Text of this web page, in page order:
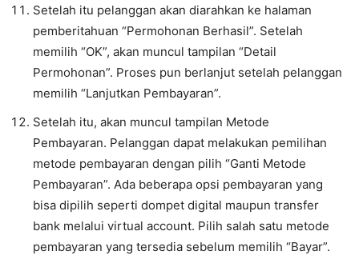
Setelah itu pelanggan akan diarahkan ke halaman
pemberitahuan “Permohonan Berhasil”. Setelah
memilih “OK”, akan muncul tampilan “Detail
Permohonan”. Proses pun berlanjut setelah pelanggan
memilih “Lanjutkan Pembayaran”.
Setelah itu, akan muncul tampilan Metode
Pembayaran. Pelanggan dapat melakukan pemilihan
metode pembayaran dengan pilih “Ganti Metode
Pembayaran”. Ada beberapa opsi pembayaran yang
bisa dipilih seperti dompet digital maupun transfer
bank melalui virtual account. Pilih salah satu metode
pembayaran yang tersedia sebelum memilih “Bayar”.